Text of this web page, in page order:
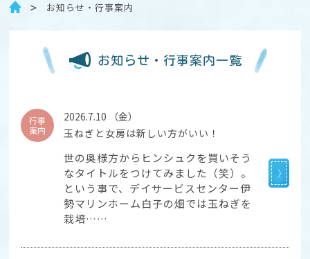
お知らせ・行事案内
お知らせ・行事案内一覧
行事
案内
2026.7.10 （金）
玉ねぎと女房は新しい方がいい！
世の奥様方からヒンシュクを買いそう
なタイトルをつけてみました（笑）。
という事で、デイサービスセンター伊
勢マリンホーム白子の畑では玉ねぎを
栽培……